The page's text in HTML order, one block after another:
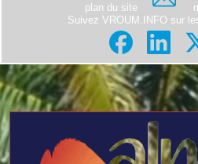
plan du site
Suivez VROUM.INFO sur